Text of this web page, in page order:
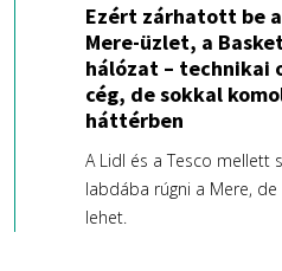
Ezért zárhatott be
Mere-üzlet, a
hálózat – technikai
cég, de sokkal
háttérben
A Lidl és a Tesco
labdába rúgni a Mere,
lehet.